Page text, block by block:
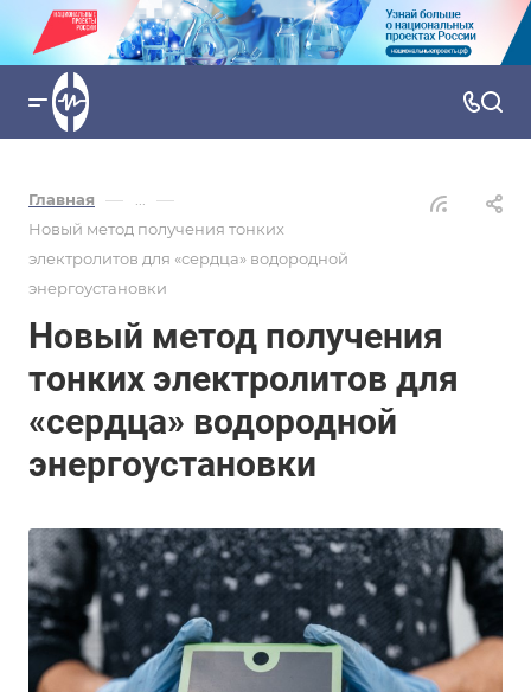
Главная — ... —
Новый метод получения тонких
электролитов для «сердца» водородной
энергоустановки
Новый метод получения
тонких электролитов для
«сердца» водородной
энергоустановки